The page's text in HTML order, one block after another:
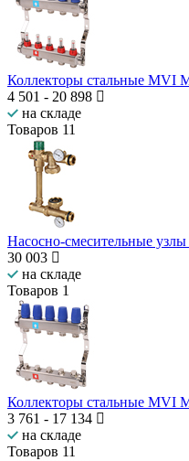
Коллекторы стальные MVI
4 501 - 20 898
на складе
Товаров 11
Насосно-смесительные
30 003
на складе
Товаров 1
Коллекторы стальные MVI
3 761 - 17 134
на складе
Товаров 11